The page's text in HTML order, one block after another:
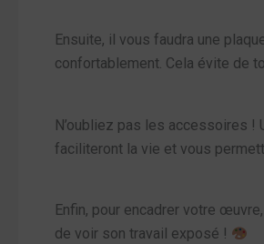
Ensuite, il vous faudra une
confortablement. Cela évite de
N’oubliez pas les accessoires
faciliteront la vie et vous
Enfin, pour encadrer votre
de voir son travail exposé !